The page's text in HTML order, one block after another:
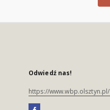
Odwiedź nas!
https://www.wbp.olsztyn.pl/